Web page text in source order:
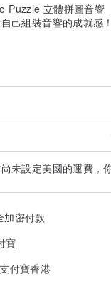
- 原木色摩艾
設計了三封說明書
推薦從挑戰版說明
做為禮物送人也相當
在摩艾頭上喔！
17dPsznY?cat...
Puzzle 立體拼圖音響
己組裝音響的成就感
未設定美國的運費，
加密付款
寶
付寶香港